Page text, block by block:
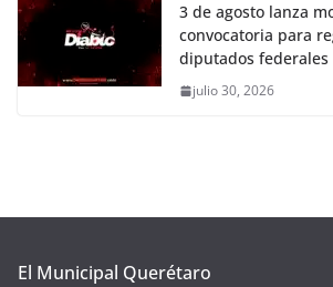
3 de agosto lanza
convocatoria para
diputados federales
julio 30, 2026
El Municipal Querétaro